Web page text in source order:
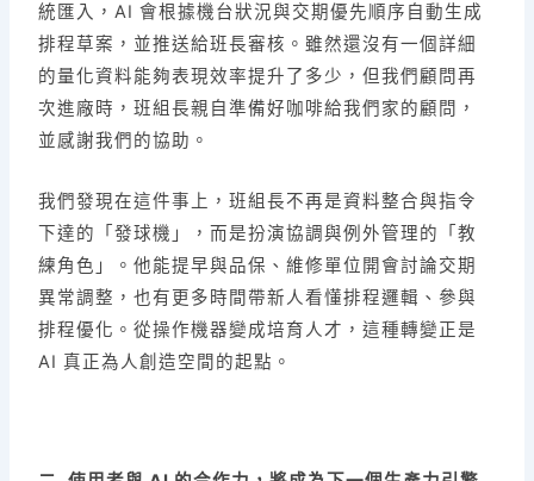
統匯入，AI 會根據機台狀況與交期優先順序自動生成
排程草案，並推送給班長審核。雖然還沒有一個詳細
的量化資料能夠表現效率提升了多少，但我們顧問再
次進廠時，班組長親自準備好咖啡給我們家的顧問，
並感謝我們的協助。
我們發現在這件事上，班組長不再是資料整合與指令
下達的「發球機」，而是扮演協調與例外管理的「教
練角色」。他能提早與品保、維修單位開會討論交期
異常調整，也有更多時間帶新人看懂排程邏輯、參與
排程優化。從操作機器變成培育人才，這種轉變正是
AI 真正為人創造空間的起點。